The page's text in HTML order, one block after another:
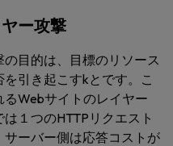
ー攻撃
目的は、目標のリソース
引き起こすkとです。こ
Webサイトのレイヤー
１つのHTTPリクエスト
ーバー側は応答コストが